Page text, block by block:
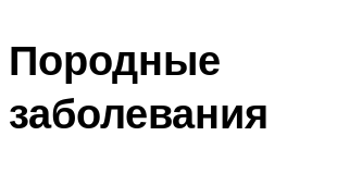
Породные
заболевания